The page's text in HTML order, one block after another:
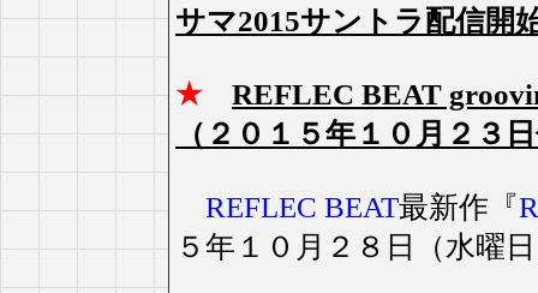
サマ2015サントラ配信開
★
REFLEC BEAT
（２０１５年１０月２３
REFLEC BEAT最新作『
５年１０月２８日（水曜